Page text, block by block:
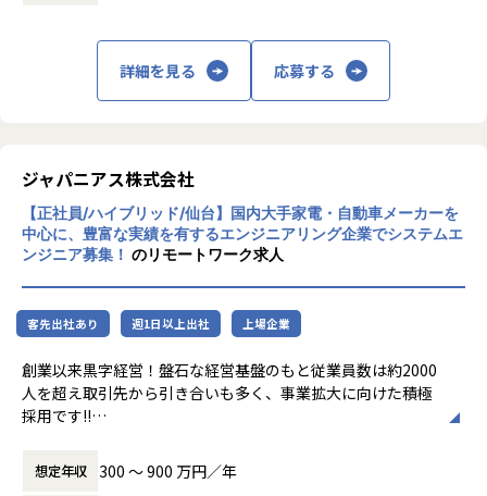
昇給は、基本給を上げていくため、賞与や残業代も必然的
して放置しない会社です。
AIの知見が増えたり資格取得をバックアップしています！
（AIエンジニアコース/IT パスポート試験+基本情報技術者試
験コース/AWS 中級コース など）
★定期的な技術者面談を実施
1ヵ月半～2ヵ月に1度のペースで営業担当による技術者へ
の定期面談を実施。
不満・不安をヒアリングすると同時に、自分が歩んでいき
たいキャリアを共有し、スキルの向上とモチベーションの維
持に繋げています。
経験のある技術者をリーダーに任命し、技術者のフォロー
詳細を見る 応募する
ジャパニアス株式会社
【正社員/ハイブリッド/仙台】国内大手家電・自動車メーカーを
中心に、豊富な実績を有するエンジニアリング企業でシステムエ
ンジニア募集！ のリモートワーク求人
客先出社あり 週1日以上出社 上場企業
創業以来黒字経営！盤石な経営基盤のもと従業員数は約2000
人を超え取引先から引き合いも多く、事業拡大に向けた積極
採用です!!
ご志向／ご希望に応じて、プロジェクトを決定しますので、
是非面接でお話しください！
想定年収 300 〜 900 万円／年